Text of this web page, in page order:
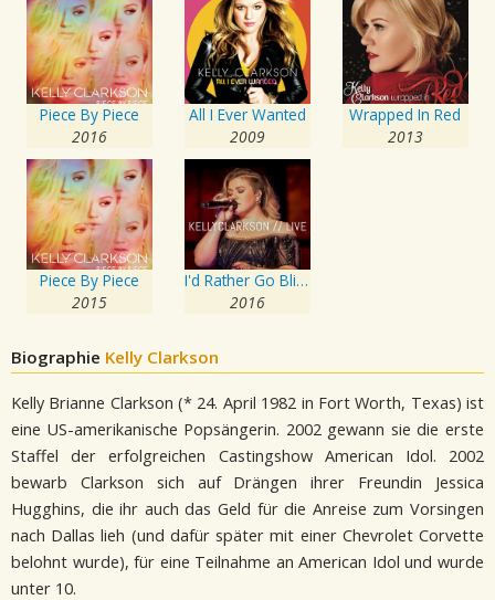
Piece By Piece
2016
All I Ever Wanted
2009
Wrapped In Red
2013
Piece By Piece
2015
I'd Rather Go Blind
2016
Biographie Kelly Clarkson
Kelly Brianne Clarkson (* 24. April 1982 in Fort Worth, Texas) ist
eine US-amerikanische Popsängerin. 2002 gewann sie die erste
Staffel der erfolgreichen Castingshow American Idol. 2002
bewarb Clarkson sich auf Drängen ihrer Freundin Jessica
Hugghins, die ihr auch das Geld für die Anreise zum Vorsingen
nach Dallas lieh (und dafür später mit einer Chevrolet Corvette
belohnt wurde), für eine Teilnahme an American Idol und wurde
unter 10.